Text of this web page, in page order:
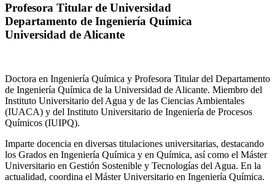
Profesora Titular de Universidad
Departamento de Ingeniería Química
Universidad de Alicante
Doctora en Ingeniería Química y Profesora Titular del Departamento
de Ingeniería Química de la Universidad de Alicante. Miembro del
Instituto Universitario del Agua y de las Ciencias Ambientales
(IUACA) y del Instituto Universitario de Ingeniería de Procesos
Químicos (IUIPQ).
Imparte docencia en diversas titulaciones universitarias, destacando
los Grados en Ingeniería Química y en Química, así como el Máster
Universitario en Gestión Sostenible y Tecnologías del Agua. En la
actualidad, coordina el Máster Universitario en Ingeniería Química.